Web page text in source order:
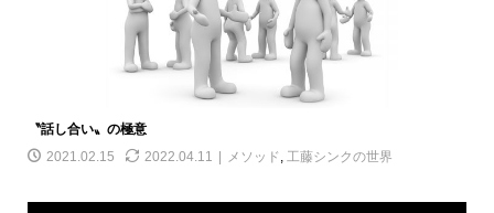
〝話し合い〟の極意
2021.02.15
2022.04.11 メソッド , 工藤シンクの世界